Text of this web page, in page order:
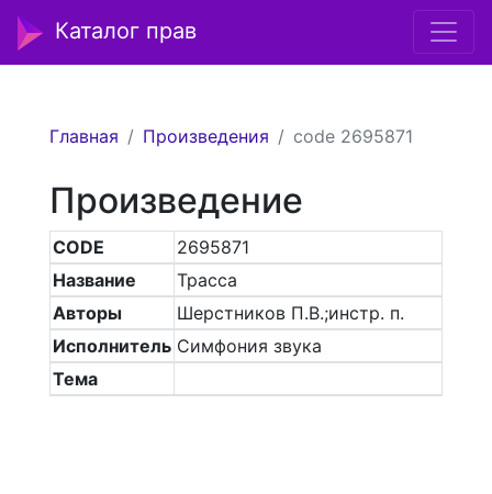
Каталог прав
Главная Произведения code 2695871
Произведение
CODE
2695871
Название
Трасса
Авторы
Шерстников П.В.;инстр. п.
Исполнитель Симфония звука
Тема